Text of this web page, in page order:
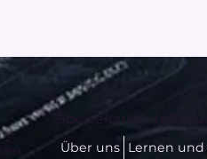
Speisekarte -
Über uns Lernen